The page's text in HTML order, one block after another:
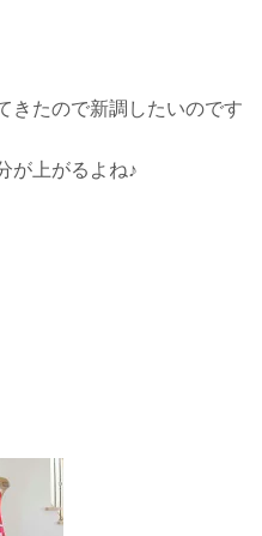
きたので新調したいのです
が上がるよね♪